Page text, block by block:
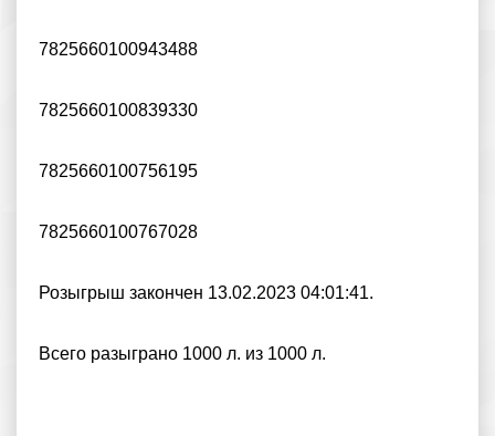
7825660100943488
7825660100839330
7825660100756195
7825660100767028
Розыгрыш закончен 13.02.2023 04:01:41.
Всего разыграно 1000 л. из 1000 л.